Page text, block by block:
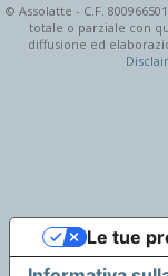
© Assolatte - C.F.
totale o parziale con
diffusione ed
Le tue